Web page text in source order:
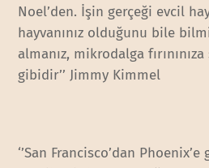
Noel’den. İşin gerçeği evcil
hayvanınız olduğunu bile
almanız, mikrodalga
gibidir’’ Jimmy Kimmel
‘’San Francisco’dan